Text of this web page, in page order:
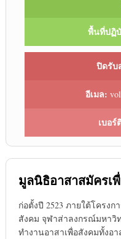
พื้นที่ปฏิ
ปิดรับ
อีเมล:
เบอร์
มูลนิธิอาสาสมัครเ
ก่อตั้งปี 2523 ภายใต้โครง
สังคม จุฬาส่าลงกรณ์มหาวิ
ทำงานอาสาเพื่อสังคมทั้งอ